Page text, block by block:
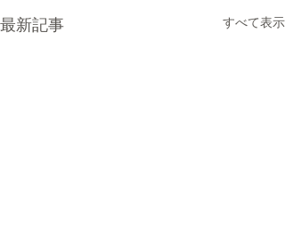
最新記事 すべて表示